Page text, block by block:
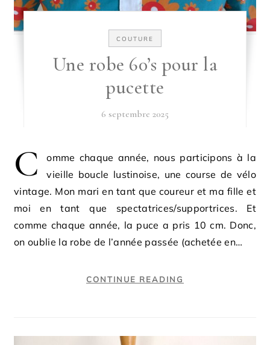
COUTURE
Une robe 60’s pour la
pucette
6 septembre 2025
C
omme chaque année, nous participons à la
vieille boucle lustinoise, une course de vélo
vintage. Mon mari en tant que coureur et ma fille et
moi en tant que spectatrices/supportrices. Et
comme chaque année, la puce a pris 10 cm. Donc,
on oublie la robe de l’année passée (achetée en…
CONTINUE READING